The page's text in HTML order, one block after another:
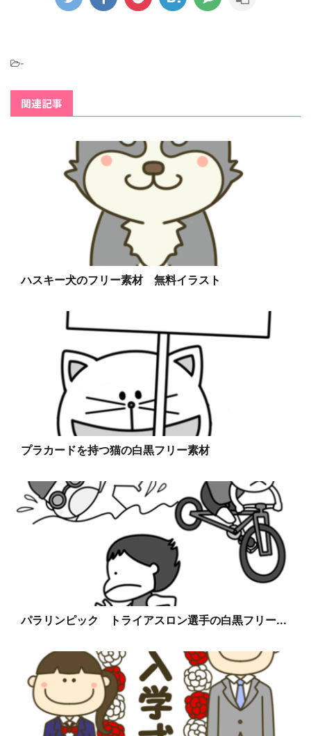
-
関連記事
ハスキー犬のフリー素材 無料イラスト
プラカードを持つ猫の白黒フリー素材
パラリンピック トライアスロン選手の白黒フリー...